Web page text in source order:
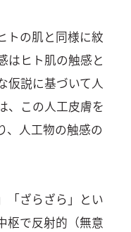
トの肌と同様に紋
はヒト肌の触感と
仮説に基づいて人
、この人工皮膚を
、人工物の触感の
「ざらざら」とい
枢で反射的（無意